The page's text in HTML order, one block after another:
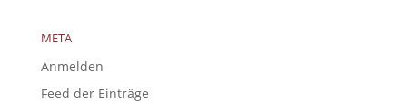
META
Anmelden
Feed der Einträge